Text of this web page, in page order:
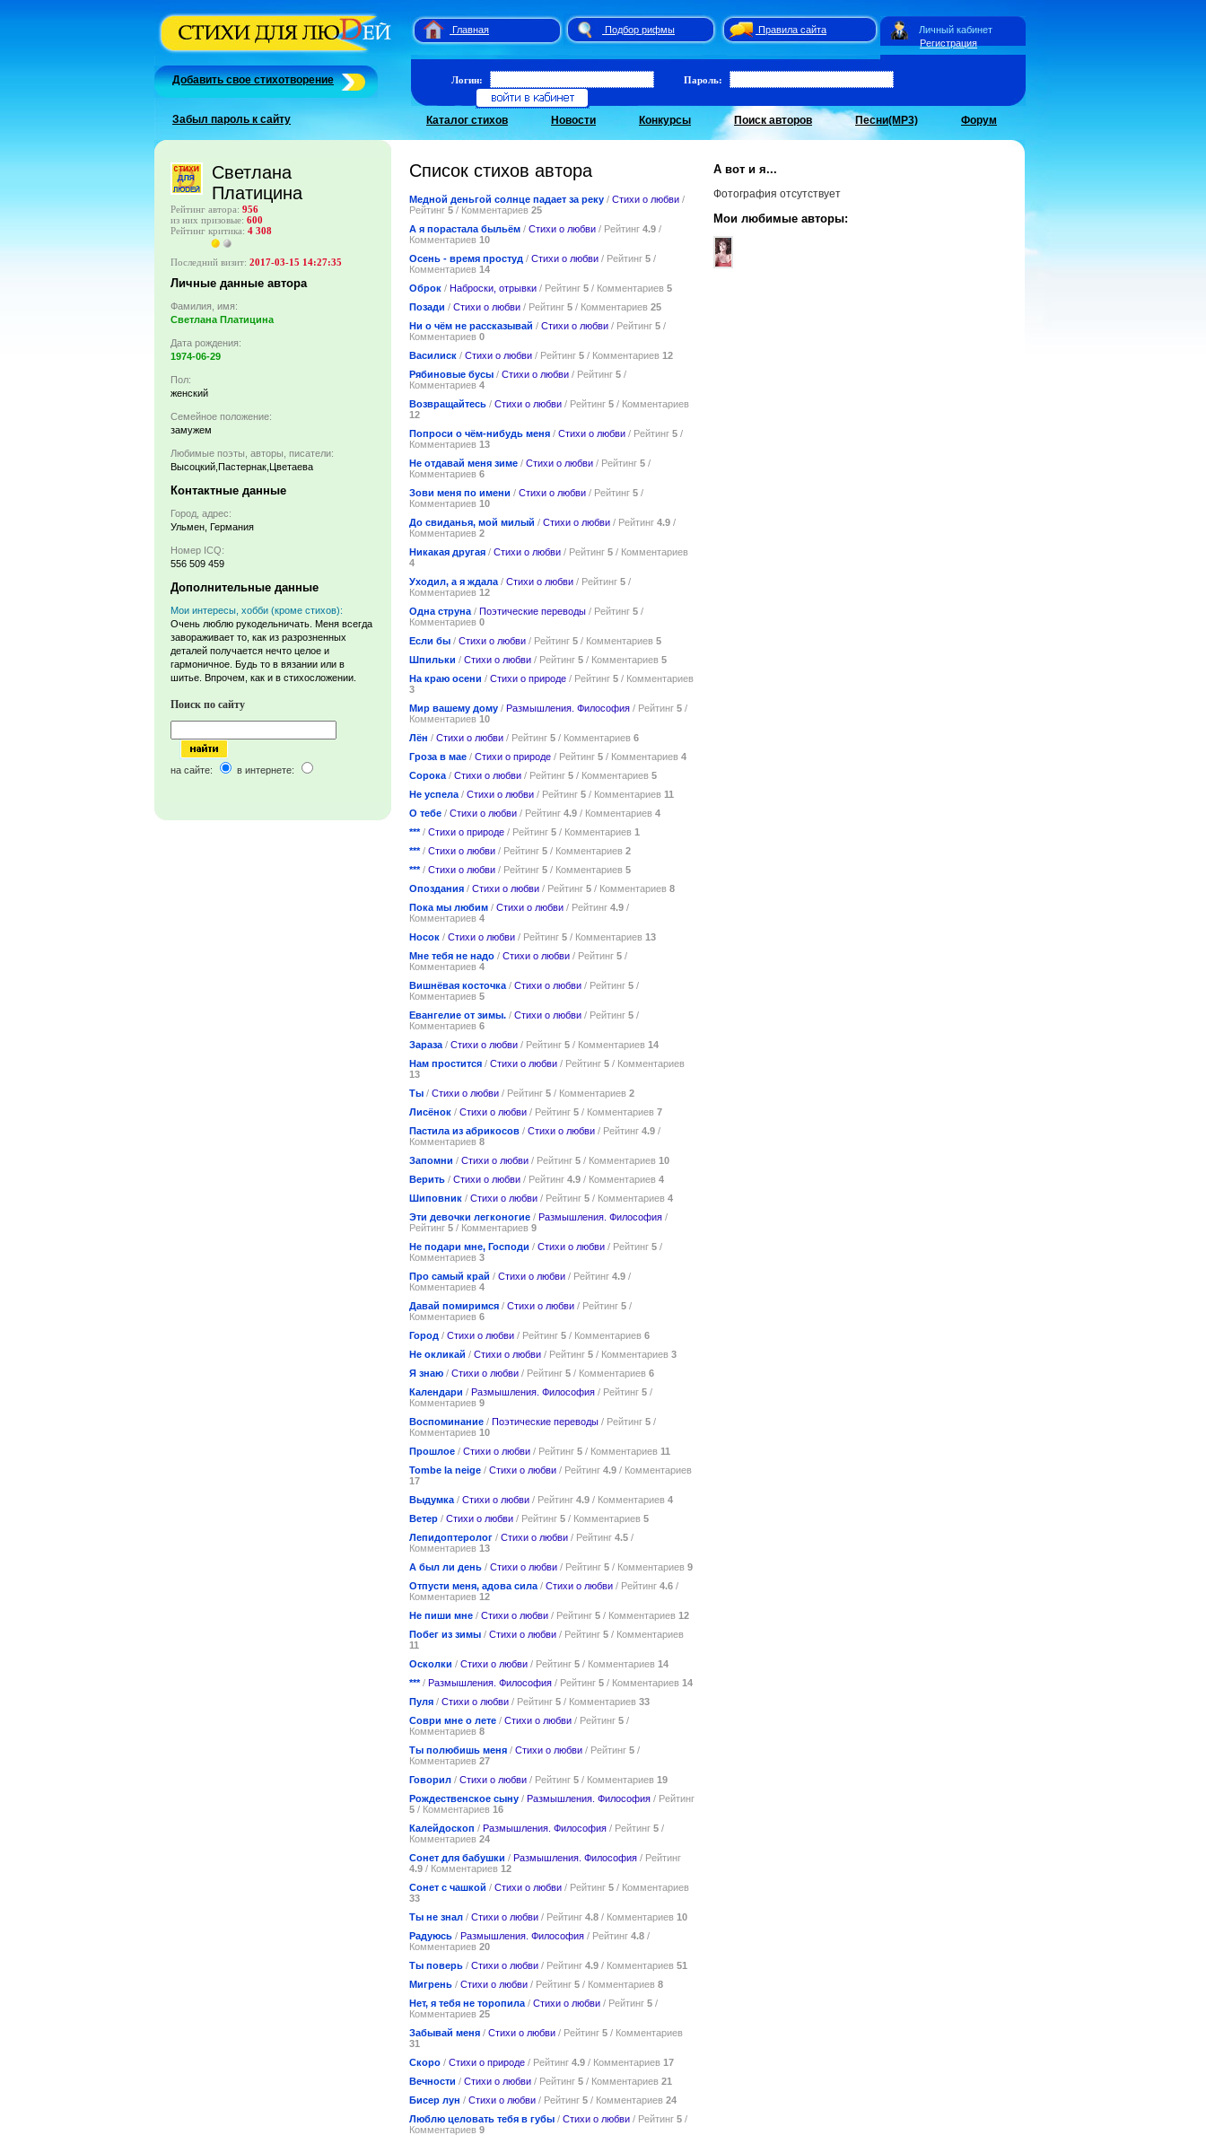
Главная Подбор рифмы
Правила сайта
Регистрация
Личный кабинет
Добавить свое стихотворение
Забыл пароль к сайту
Логин: Пароль:
Каталог стихов Новости Конкурсы Поиск авторов Песни(MP3) Форум
Светлана
Платицина
Рейтинг автора: 956
из них призовые: 600
Рейтинг критика: 4 308
Последний визит: 2017-03-15 14:27:35
Личные данные автора
Фамилия, имя:
Светлана Платицина
Дата рождения:
1974-06-29
Пол:
женский
Семейное положение:
замужем
Любимые поэты, авторы, писатели:
Высоцкий,Пастернак,Цветаева
Контактные данные
Город, адрес:
Ульмен, Германия
Номер ICQ:
556 509 459
Дополнительные данные
Мои интересы, хобби (кроме стихов):
Очень люблю рукодельничать. Меня всегда
завораживает то, как из разрозненных
деталей получается нечто целое и
гармоничное. Будь то в вязании или в
шитье. Впрочем, как и в стихосложении.
Поиск по сайту
на сайте: в интернете:
Список стихов автора
Медной деньгой солнце падает за реку / Стихи о любви /
Рейтинг 5 / Комментариев 25
А я порастала быльём / Стихи о любви / Рейтинг 4.9 /
Комментариев 10
Осень - время простуд / Стихи о любви / Рейтинг 5 /
Комментариев 14
Оброк / Наброски, отрывки / Рейтинг 5 / Комментариев 5
Позади / Стихи о любви / Рейтинг 5 / Комментариев 25
Ни о чём не рассказывай / Стихи о любви / Рейтинг 5 /
Комментариев 0
Василиск / Стихи о любви / Рейтинг 5 / Комментариев 12
Рябиновые бусы / Стихи о любви / Рейтинг 5 /
Комментариев 4
Возвращайтесь / Стихи о любви / Рейтинг 5 / Комментариев
12
Попроси о чём-нибудь меня / Стихи о любви / Рейтинг 5 /
Комментариев 13
Не отдавай меня зиме / Стихи о любви / Рейтинг 5 /
Комментариев 6
Зови меня по имени / Стихи о любви / Рейтинг 5 /
Комментариев 10
До свиданья, мой милый / Стихи о любви / Рейтинг 4.9 /
Комментариев 2
Никакая другая / Стихи о любви / Рейтинг 5 / Комментариев
4
Уходил, а я ждала / Стихи о любви / Рейтинг 5 /
Комментариев 12
Одна струна / Поэтические переводы / Рейтинг 5 /
Комментариев 0
Если бы / Стихи о любви / Рейтинг 5 / Комментариев 5
Шпильки / Стихи о любви / Рейтинг 5 / Комментариев 5
На краю осени / Стихи о природе / Рейтинг 5 / Комментариев
3
Мир вашему дому / Размышления. Философия / Рейтинг 5 /
Комментариев 10
Лён / Стихи о любви / Рейтинг 5 / Комментариев 6
Гроза в мае / Стихи о природе / Рейтинг 5 / Комментариев 4
Сорока / Стихи о любви / Рейтинг 5 / Комментариев 5
Не успела / Стихи о любви / Рейтинг 5 / Комментариев 11
О тебе / Стихи о любви / Рейтинг 4.9 / Комментариев 4
***/ Стихи о природе / Рейтинг 5 / Комментариев 1
***/ Стихи о любви / Рейтинг 5 / Комментариев 2
***/ Стихи о любви / Рейтинг 5 / Комментариев 5
Опоздания / Стихи о любви / Рейтинг 5 / Комментариев 8
Пока мы любим / Стихи о любви / Рейтинг 4.9 /
Комментариев 4
Носок / Стихи о любви / Рейтинг 5 / Комментариев 13
Мне тебя не надо / Стихи о любви / Рейтинг 5 /
Комментариев 4
Вишнёвая косточка / Стихи о любви / Рейтинг 5 /
Комментариев 5
Евангелие от зимы. / Стихи о любви / Рейтинг 5 /
Комментариев 6
Зараза / Стихи о любви / Рейтинг 5 / Комментариев 14
Нам простится / Стихи о любви / Рейтинг 5 / Комментариев
13
Ты / Стихи о любви / Рейтинг 5 / Комментариев 2
Лисёнок / Стихи о любви / Рейтинг 5 / Комментариев 7
Пастила из абрикосов / Стихи о любви / Рейтинг 4.9 /
Комментариев 8
Запомни / Стихи о любви / Рейтинг 5 / Комментариев 10
Верить / Стихи о любви / Рейтинг 4.9 / Комментариев 4
Шиповник / Стихи о любви / Рейтинг 5 / Комментариев 4
Эти девочки легконогие / Размышления. Философия /
Рейтинг 5 / Комментариев 9
Не подари мне, Господи / Стихи о любви / Рейтинг 5 /
Комментариев 3
Про самый край / Стихи о любви / Рейтинг 4.9 /
Комментариев 4
Давай помиримся / Стихи о любви / Рейтинг 5 /
Комментариев 6
Город / Стихи о любви / Рейтинг 5 / Комментариев 6
Не окликай / Стихи о любви / Рейтинг 5 / Комментариев 3
Я знаю / Стихи о любви / Рейтинг 5 / Комментариев 6
Календари / Размышления. Философия / Рейтинг 5 /
Комментариев 9
Воспоминание / Поэтические переводы / Рейтинг 5 /
Комментариев 10
Прошлое / Стихи о любви / Рейтинг 5 / Комментариев 11
Tombe la neige / Стихи о любви / Рейтинг 4.9 / Комментариев
17
Выдумка / Стихи о любви / Рейтинг 4.9 / Комментариев 4
Ветер / Стихи о любви / Рейтинг 5 / Комментариев 5
Лепидоптеролог / Стихи о любви / Рейтинг 4.5 /
Комментариев 13
А был ли день / Стихи о любви / Рейтинг 5 / Комментариев 9
Отпусти меня, адова сила / Стихи о любви / Рейтинг 4.6 /
Комментариев 12
Не пиши мне / Стихи о любви / Рейтинг 5 / Комментариев 12
Побег из зимы / Стихи о любви / Рейтинг 5 / Комментариев
11
Осколки / Стихи о любви / Рейтинг 5 / Комментариев 14
***/ Размышления. Философия / Рейтинг 5 / Комментариев 14
Пуля / Стихи о любви / Рейтинг 5 / Комментариев 33
Соври мне о лете / Стихи о любви / Рейтинг 5 /
Комментариев 8
Ты полюбишь меня / Стихи о любви / Рейтинг 5 /
Комментариев 27
Говорил / Стихи о любви / Рейтинг 5 / Комментариев 19
Рождественское сыну / Размышления. Философия / Рейтинг
5 / Комментариев 16
Калейдоскоп / Размышления. Философия / Рейтинг 5 /
Комментариев 24
Сонет для бабушки / Размышления. Философия / Рейтинг
4.9 / Комментариев 12
Сонет с чашкой / Стихи о любви / Рейтинг 5 / Комментариев
33
Ты не знал / Стихи о любви / Рейтинг 4.8 / Комментариев 10
Радуюсь / Размышления. Философия / Рейтинг 4.8 /
Комментариев 20
Ты поверь / Стихи о любви / Рейтинг 4.9 / Комментариев 51
Мигрень / Стихи о любви / Рейтинг 5 / Комментариев 8
Нет, я тебя не торопила / Стихи о любви / Рейтинг 5 /
Комментариев 25
Забывай меня / Стихи о любви / Рейтинг 5 / Комментариев
31
Скоро / Стихи о природе / Рейтинг 4.9 / Комментариев 17
Вечности / Стихи о любви / Рейтинг 5 / Комментариев 21
Бисер лун / Стихи о любви / Рейтинг 5 / Комментариев 24
Люблю целовать тебя в губы / Стихи о любви / Рейтинг 5 /
Комментариев 9
А вот и я...
Фотография отсутствует
Мои любимые авторы: